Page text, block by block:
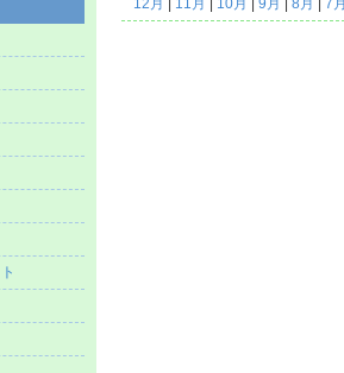
12月 11月 10月 9月 8月 7